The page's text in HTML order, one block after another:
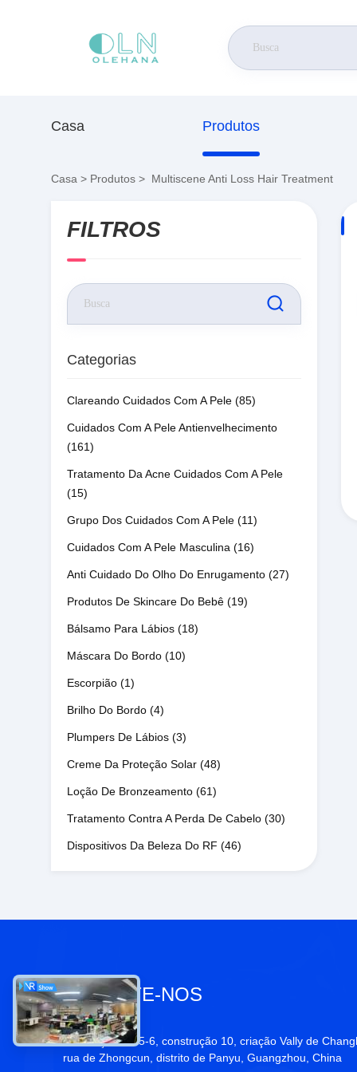
Casa Produtos
Casa > Produtos > Multiscene Anti Loss Hair Treatment
FILTROS
Categorias
Clareando Cuidados Com A Pele (85)
Cuidados Com A Pele Antienvelhecimento
(161)
Tratamento Da Acne Cuidados Com A Pele
(15)
Grupo Dos Cuidados Com A Pele (11)
Cuidados Com A Pele Masculina (16)
Anti Cuidado Do Olho Do Enrugamento (27)
Produtos De Skincare Do Bebê (19)
Bálsamo Para Lábios (18)
Máscara Do Bordo (10)
Escorpião (1)
Brilho Do Bordo (4)
Plumpers De Lábios (3)
Creme Da Proteção Solar (48)
Loção De Bronzeamento (61)
Tratamento Contra A Perda De Cabelo (30)
Dispositivos Da Beleza Do RF (46)
CONTACTE-NOS
Endereço:No. 5-6, construção 10, criação Vally de
rua de Zhongcun, distrito de Panyu, Guangzhou, China